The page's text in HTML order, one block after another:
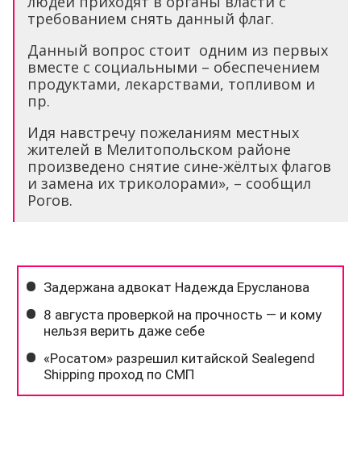
требованием снять данный флаг.
Данный вопрос стоит одним из первых
вместе с социальными – обеспечением
продуктами, лекарствами, топливом и
пр.
Идя навстречу пожеланиям местных
жителей в Мелитопольском районе
произведено снятие сине-жёлтых флагов
и замена их триколорами», – сообщил
Рогов.